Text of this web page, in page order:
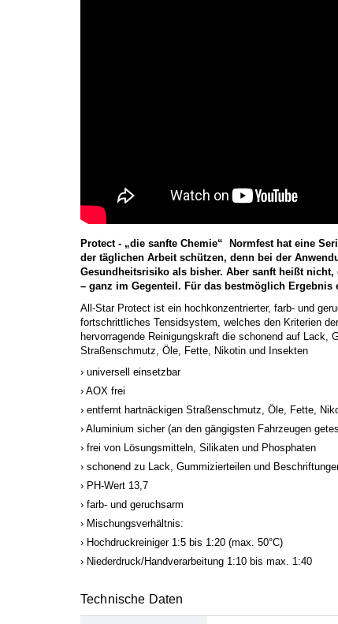
Protect - „die sanfte Chemie“ Normfest hat eine
der täglichen Arbeit schützen, denn bei der
Gesundheitsrisiko als bisher. Aber sanft heißt
– ganz im Gegenteil. Für das bestmöglich Ergebnis
All-Star Protect ist ein hochkonzentrierter, farb- und
fortschrittliches Tensidsystem, welches den Kriterien
hervorragende Reinigungskraft die schonend auf Lack,
Straßenschmutz, Öle, Fette, Nikotin und Insekten
universell einsetzbar
AOX frei
entfernt hartnäckigen Straßenschmutz, Öle, Fette,
Aluminium sicher (an den gängigsten Fahrzeugen
frei von Lösungsmitteln, Silikaten und Phosphaten
schonend zu Lack, Gummizierteilen und
PH-Wert 13,7
farb- und geruchsarm
Mischungsverhältnis:
Hochdruckreiniger 1:5 bis 1:20 (max. 50°C)
Niederdruck/Handverarbeitung 1:10 bis max. 1:40
Technische Daten